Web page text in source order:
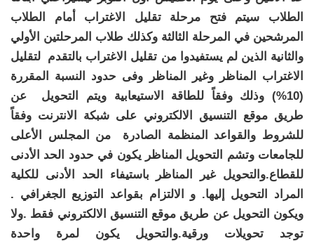
الطلاب سيتم فتح مرحلة تقليل الاغتراب أمام الطلاب
المرشحين في المرحلة الثالثة وكذلك طلاب المرحلتين الأولي
والثانية الذين لم يستفيدوا من تقليل الاغتراب بالتقدم لتقليل
الاغتراب المناظر وغير المناظر وفى حدود النسبة المقررة
(10%) وذلك وفقاً للطاقة الاستيعابية ويتم التحويل عن
طريق موقع التنسيق الالكتروني على شبكة الانترنت وفقاً
للشروط والقواعد المنظمة الصادرة من المجلس الأعلى
للجامعات وتشم التحويل المناظر يكون في حدود الحد الأدنى
للقطاع.والتحويل غير المناظر باستيفاء الحد الأدنى للكلية
المراد التحويل إليها. و الالتزام بقواعد التوزيع الجغرافي .
ويكون التحويل عن طريق موقع التنسيق الالكتروني فقط .ولا
توجد تحويلات ورقية.والتحويل يكون لمرة واحدة